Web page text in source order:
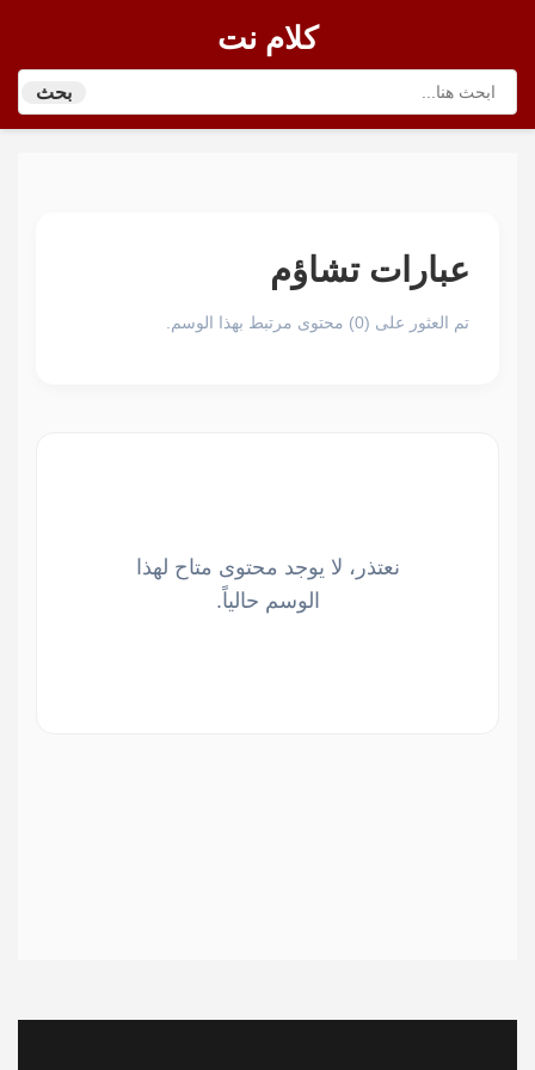
كلام نت
بحث
عبارات تشاؤم
تم العثور على (0) محتوى مرتبط بهذا الوسم.
نعتذر، لا يوجد محتوى متاح لهذا
الوسم حالياً.